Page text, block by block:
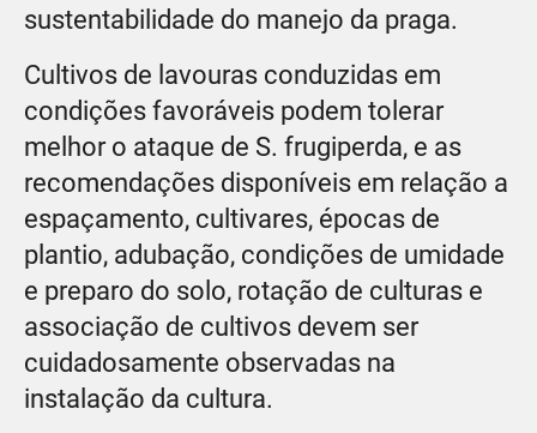
sustentabilidade do manejo da praga.
Cultivos de lavouras conduzidas em
condições favoráveis podem tolerar
melhor o ataque de S. frugiperda, e as
recomendações disponíveis em relação a
espaçamento, cultivares, épocas de
plantio, adubação, condições de umidade
e preparo do solo, rotação de culturas e
associação de cultivos devem ser
cuidadosamente observadas na
instalação da cultura.